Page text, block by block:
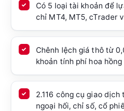
Có 5 loại tài khoản để
chỉ MT4, MT5, cTrader
Chênh lệch giá thô từ
khoản tính phí hoa hồng
2.116 công cụ giao
ngoại hối, chỉ số, cổ